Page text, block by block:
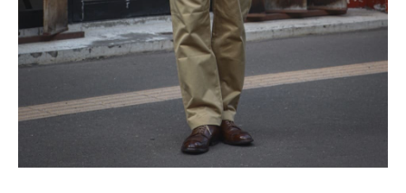
特定商取引法について
お問い合わせ
OFFICIAL WEB SITE
ACCOUNT MENU